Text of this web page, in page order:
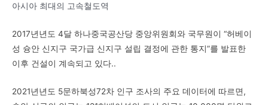
아시아 최대의 고속철도역
2017년년도 4달 하나중국공산당 중앙위원회와 국무원이 “허베이
성 슝안 신지구 국가급 신지구 설립 결정에 관한 통지”를 발표한
이후 건설이 계속되고 있다..
2021년년도 5문하북성72차 인구 조사의 주요 데이터에 따르면,